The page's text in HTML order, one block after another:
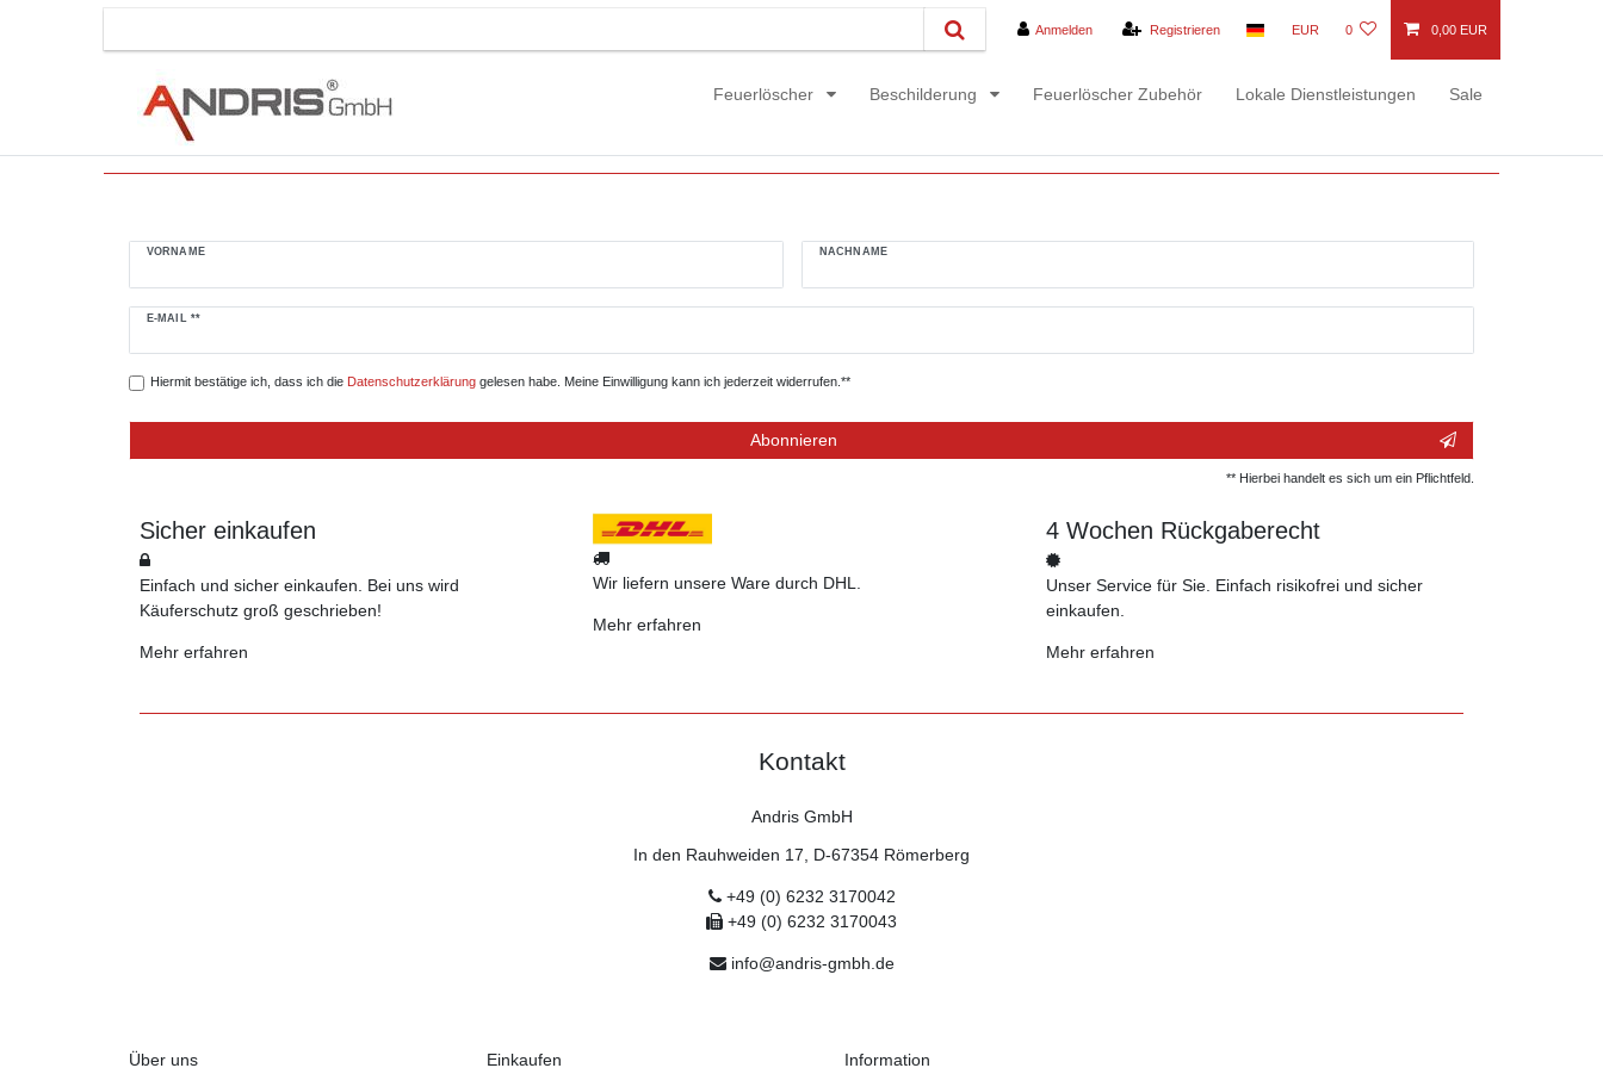
Anmelden Registrieren EUR 0 0,00 EUR
Feuerlöscher Beschilderung Feuerlöscher Zubehör Lokale Dienstleistungen Sale
VORNAME NACHNAME
E-MAIL **
Newsletter
Hiermit bestätige ich, dass ich die Daten­schutz­erklärunggelesen habe. Meine Einwilligung kann ich jederzeit widerrufen.**
Abonnieren
** Hierbei handelt es sich um ein Pflichtfeld.
Sicher einkaufen
Einfach und sicher einkaufen. Bei uns wird
Käuferschutz groß geschrieben!
Mehr erfahren
Wir liefern unsere Ware durch DHL.
Mehr erfahren
4 Wochen Rückgaberecht
Unser Service für Sie. Einfach risikofrei und sicher
einkaufen.
Mehr erfahren
Kontakt
Andris GmbH
In den Rauhweiden 17, D-67354 Römerberg
+49 (0) 6232 3170042
+49 (0) 6232 3170043
info@andris-gmbh.de
Über uns Einkaufen Information